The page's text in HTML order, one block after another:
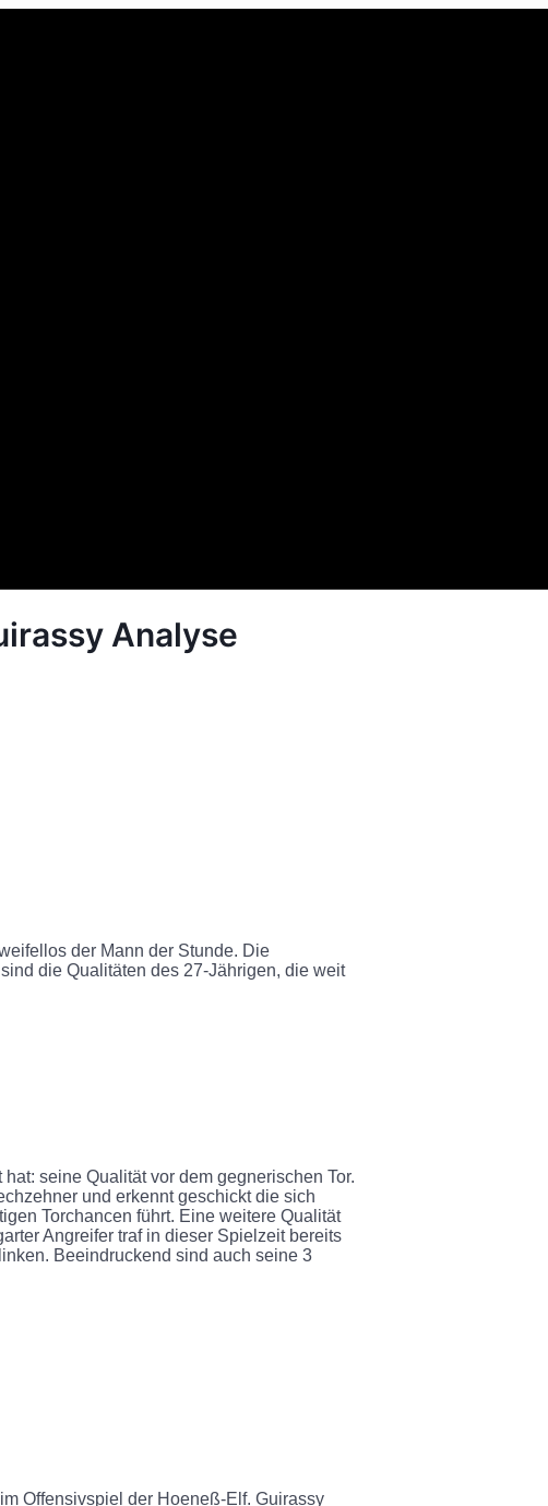
Analyse
der Mann der Stunde. Die
die Qualitäten des 27-Jährigen, die weit
seine Qualität vor dem gegnerischen Tor.
und erkennt geschickt die sich
Torchancen führt. Eine weitere Qualität
Angreifer traf in dieser Spielzeit bereits
Beeindruckend sind auch seine 3
Offensivspiel der Hoeneß-Elf. Guirassy